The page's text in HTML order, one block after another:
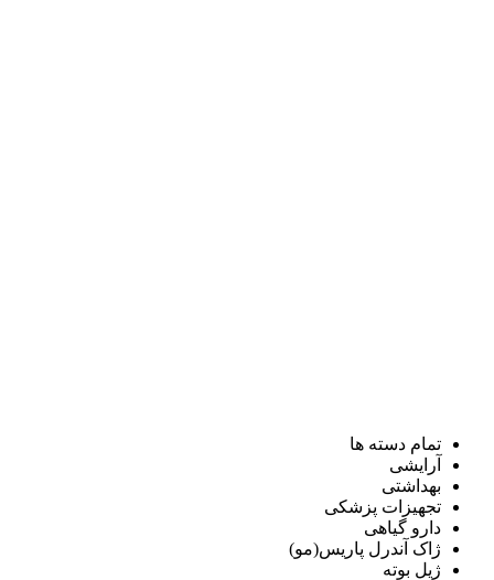
تمام دسته ها
آرایشی
بهداشتی
تجهیزات پزشکی
دارو گیاهی
ژاک آندرل پاریس(مو)
ژیل بوته